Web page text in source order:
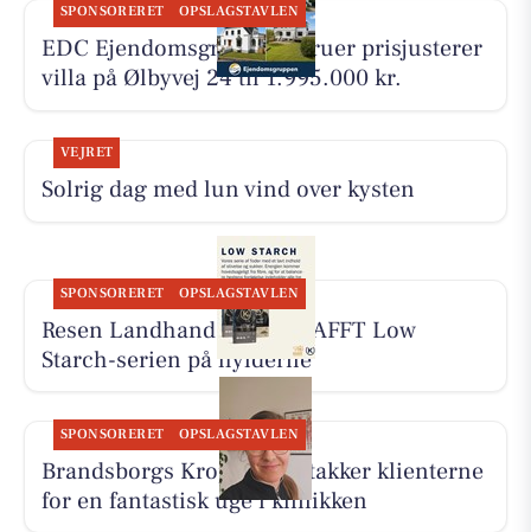
SPONSORERET OPSLAGSTAVLEN
EDC Ejen­doms­grup­pen Struer prisjusterer
villa på Ølbyvej 24 til 1.995.000 kr.
VEJRET
Solrig dag med lun vind over kysten
SPONSORERET OPSLAGSTAVLEN
Resen Landhandel har KRAFFT Low
Starch-serien på hylderne
SPONSORERET OPSLAGSTAVLEN
Brandsborgs Kropsterapi takker klienterne
for en fantastisk uge i klinikken